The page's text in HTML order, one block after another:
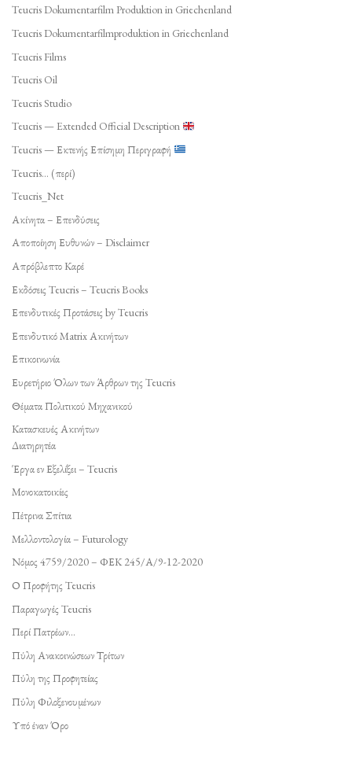
Teucris Dokumentarfilm Produktion in Griechenland
Teucris Dokumentarfilmproduktion in Griechenland
Teucris Films
Teucris Oil
Teucris Studio
Teucris — Extended Official Description
Teucris — Εκτενής Επίσημη Περιγραφή
Teucris… (περί)
Teucris_Net
Ακίνητα – Επενδύσεις
Αποποίηση Ευθυνών – Disclaimer
Απρόβλεπτο Καρέ
Εκδόσεις Teucris – Teucris Books
Επενδυτικές Προτάσεις by Teucris
Επενδυτικό Matrix Ακινήτων
Επικοινωνία
Ευρετήριο Όλων των Άρθρων της Teucris
Θέματα Πολιτικού Μηχανικού
Κατασκευές Ακινήτων
Διατηρητέα
Έργα εν Εξελίξει – Teucris
Μονοκατοικίες
Πέτρινα Σπίτια
Μελλοντολογία – Futurology
Νόμος 4759/2020 – ΦΕΚ 245/Α/9-12-2020
Ο Προφήτης Teucris
Παραγωγές Teucris
Περί Πατρέων…
Πύλη Ανακοινώσεων Τρίτων
Πύλη της Προφητείας
Πύλη Φιλοξενουμένων
Υπό έναν Όρο